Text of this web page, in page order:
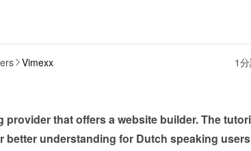
Vimexx 1
provider that offers a website builder. The
better understanding for Dutch speaking